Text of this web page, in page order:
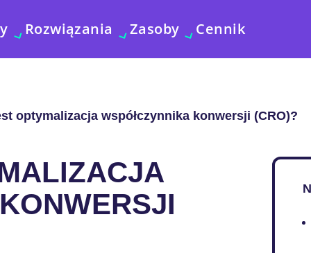
Rozwiązania Zasoby Cennik
optymalizacja współczynnika konwersji (CRO)?